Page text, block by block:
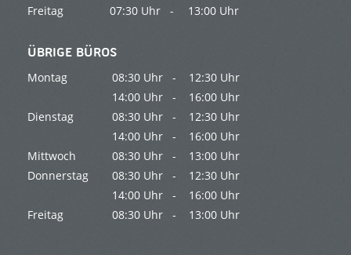
Freitag
07:30 Uhr - 13:00 Uhr
ÜBRIGE BÜROS
Montag 08:30 Uhr -
12:30 Uhr
14:00 Uhr -
16:00 Uhr
Dienstag
08:30 Uhr -
12:30 Uhr
14:00 Uhr -
16:00 Uhr
Mittwoch
08:30 Uhr -
13:00 Uhr
Donnerstag
08:30 Uhr -
12:30 Uhr
14:00 Uhr -
16:00 Uhr
Freitag
08:30 Uhr - 13:00 Uhr